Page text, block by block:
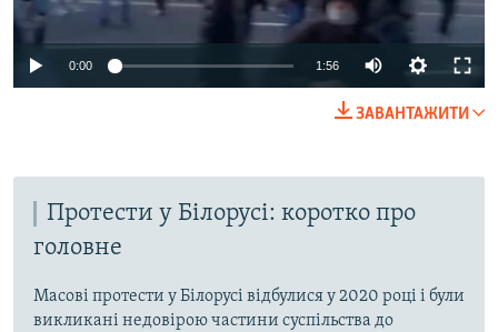
Auto 240p 360p 480p
1080p
0:00 1:56
480p
720p
ЗАВАНТАЖИТИ
Протести у Білорусі: коротко про
головне
Масові протести у Білорусі відбулися у 2020 році і були
викликані недовірою частини суспільства до